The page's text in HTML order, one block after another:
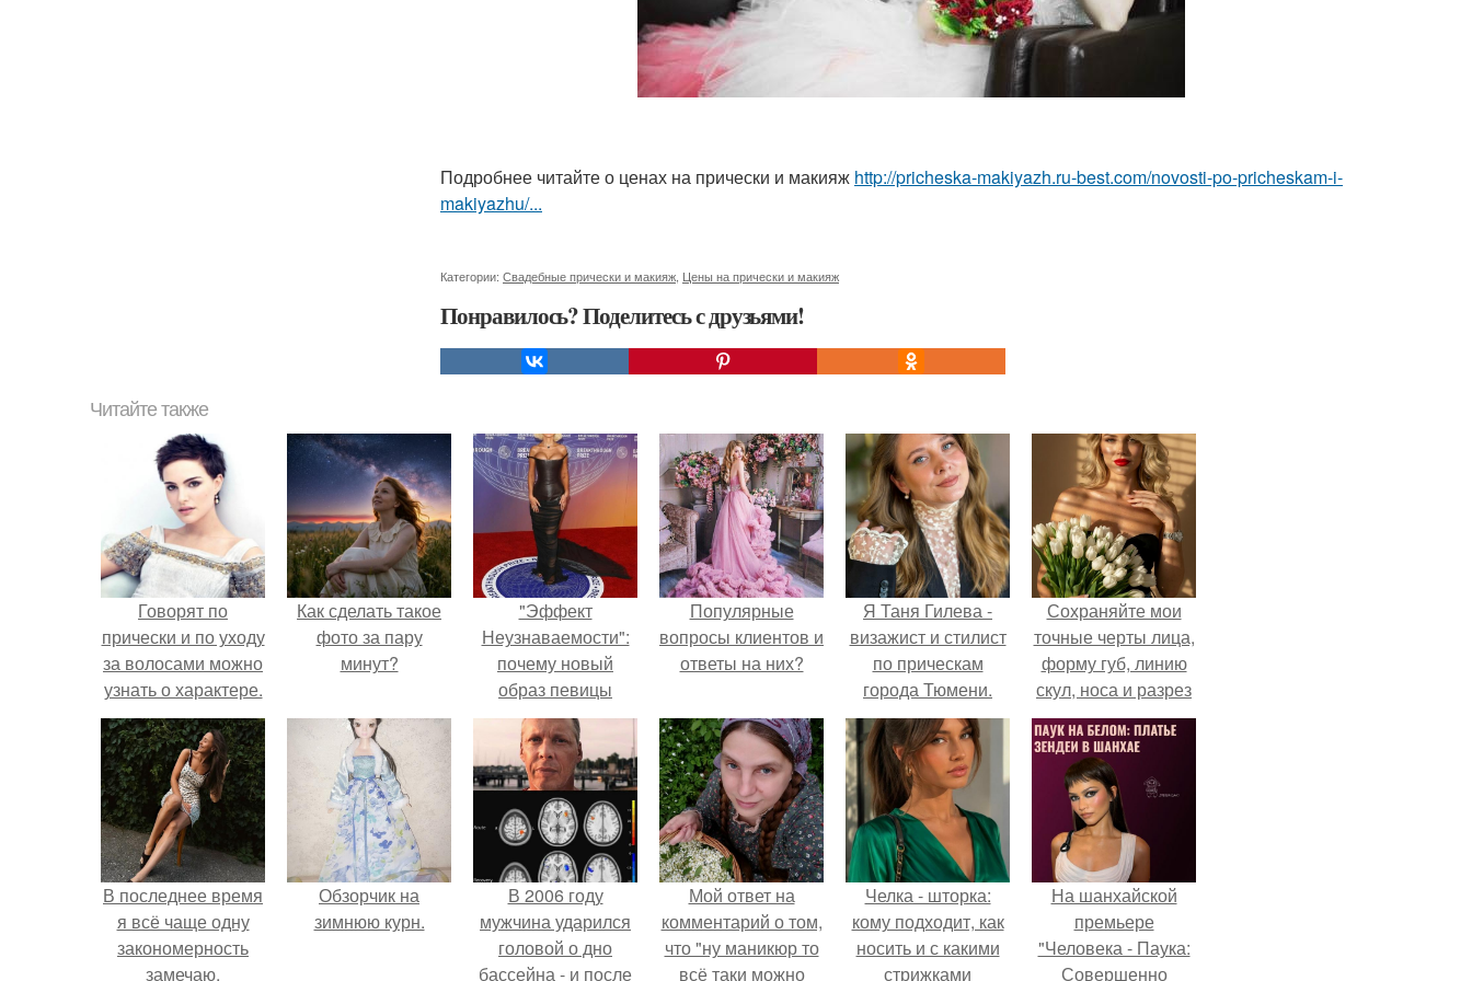
Подробнее читайте о ценах на прически и макияж http://pricheska-makiyazh.ru-best.com/novosti-po-pricheskam-i-
makiyazhu/...
Категории: Свадебные прически и макияж Цены на прически и макияж
Понравилось? Поделитесь с друзьями!
Читайте также
Говорят по
прически и по уходу
за волосами можно
узнать о характере.
Как сделать такое
фото за пару
минут?
"Эффект
Неузнаваемости":
почему новый
образ певицы
вызвал споры о
гранях
возможного?
Популярные
вопросы клиентов и
ответы на них?
Я Таня Гилева -
визажист и стилист
по прическам
города Тюмени.
Сохраняйте мои
точные черты лица,
форму губ, линию
скул, носа и разрез
глаз.
В последнее время
я всё чаще одну
закономерность
замечаю.
Обзорчик на
зимнюю курн.
В 2006 году
мужчина ударился
головой о дно
бассейна - и после
Мой ответ на
комментарий о том,
что "ну маникюр то
всё таки можно
Челка - шторка:
кому подходит, как
носить и с какими
стрижками
На шанхайской
премьере
"Человека - Паука:
Совершенно